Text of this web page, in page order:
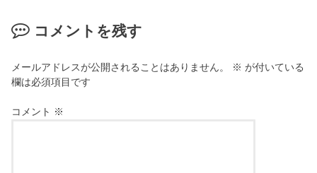
コメントを残す
メールアドレスが公開されることはありません。 ※ が付いている
欄は必須項目です
コメント ※